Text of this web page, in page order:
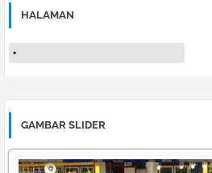
HALAMAN
GAMBAR SLIDER